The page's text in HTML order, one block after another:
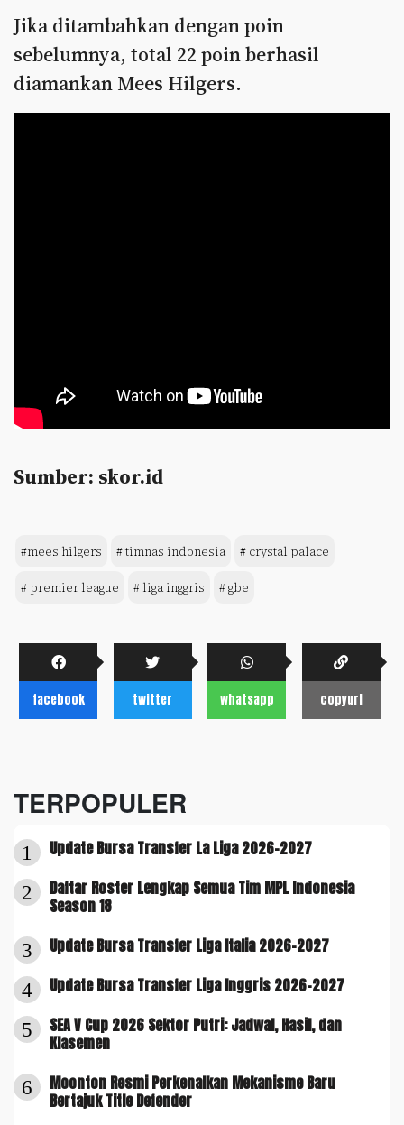
Jika ditambahkan dengan poin
sebelumnya, total 22 poin berhasil
diamankan Mees Hilgers.
Sumber: skor.id
#mees hilgers # timnas indonesia # crystal palace
# premier league # liga inggris # gbe
facebook twitter whatsapp copyurl
TERPOPULER
1 Update Bursa Transfer La Liga 2026-2027
2
Daftar Roster Lengkap Semua Tim MPL Indonesia
Season 18
3 Update Bursa Transfer Liga Italia 2026-2027
4 Update Bursa Transfer Liga Inggris 2026-2027
5
SEA V Cup 2026 Sektor Putri: Jadwal, Hasil, dan
Klasemen
6
Moonton Resmi Perkenalkan Mekanisme Baru
Bertajuk Title Defender